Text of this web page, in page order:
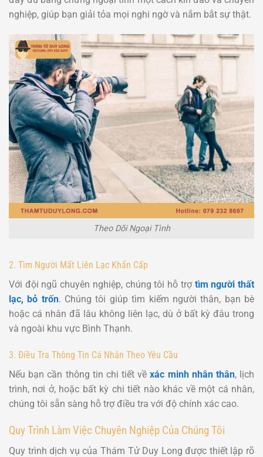
nghiệp, giúp bạn giải tỏa mọi nghi ngờ và nắm bắt sự thật.
Theo Dõi Ngoại Tình
2. Tìm Người Mất Liên Lạc Khẩn Cấp
Với đội ngũ chuyên nghiệp, chúng tôi hỗ trợ tìm người thất
lạc, bỏ trốn. Chúng tôi giúp tìm kiếm người thân, bạn bè
hoặc cá nhân đã lâu không liên lạc, dù ở bất kỳ đâu trong
và ngoài khu vực Bình Thạnh.
3. Điều Tra Thông Tin Cá Nhân Theo Yêu Cầu
Nếu bạn cần thông tin chi tiết vềxác minh nhân thân, lịch
trình, nơi ở, hoặc bất kỳ chi tiết nào khác về một cá nhân,
chúng tôi sẵn sàng hỗ trợ điều tra với độ chính xác cao.
Quy Trình Làm Việc Chuyên Nghiệp Của Chúng Tôi
Quy trình dịch vụ của Thám Tử Duy Long được thiết lập rõ